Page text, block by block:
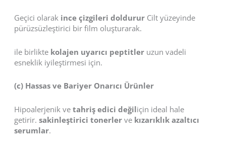
Geçici olarak ince çizgileri doldururCilt yüzeyinde
pürüzsüzleştirici bir film oluşturarak.
ile birlikte kolajen uyarıcı peptitleruzun vadeli
esneklik iyileştirmesi için.
(c) Hassas ve Bariyer Onarıcı Ürünler
Hipoalerjenik ve tahriş edici değiliçin ideal hale
getirir. sakinleştirici tonerlerve kızarıklık azaltıcı
serumlar.